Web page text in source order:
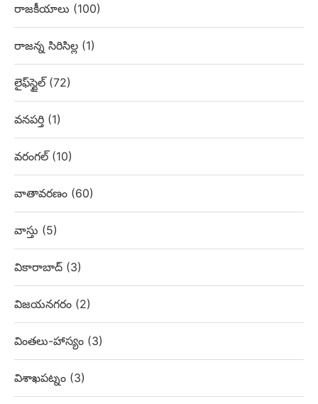
రాజకీయాలు (100)
రాజన్న సిరిసిల్ల (1)
లైఫ్‌స్టైల్ (72)
వనపర్తి (1)
వరంగల్ (10)
వాతావరణం (60)
వాస్తు (5)
వికారాబాద్ (3)
విజయనగరం (2)
వింతలు-హాస్యం (3)
విశాఖపట్నం (3)